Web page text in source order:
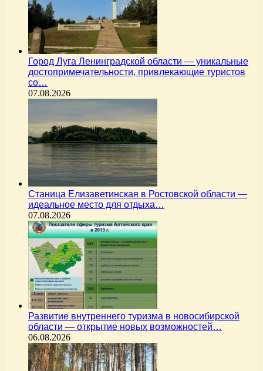
Город Луга Ленинградской области — уникальные
достопримечательности, привлекающие туристов
со…
07.08.2026
Станица Елизаветинская в Ростовской области —
идеальное место для отдыха…
07.08.2026
Развитие внутреннего туризма в новосибирской
области — открытие новых возможностей…
06.08.2026